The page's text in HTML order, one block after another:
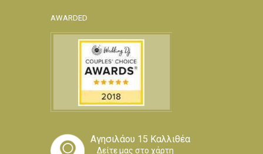
AWARDED
Αγησιλάου 15 Καλλιθέα
Δείτε μας στο χάρτη